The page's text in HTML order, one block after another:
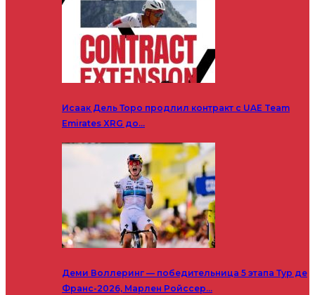
Исаак Дель Торо продлил контракт с UAE Team
Emirates XRG до…
Деми Воллеринг — победительница 5 этапа Тур де
Франс-2026, Марлен Ройссер…